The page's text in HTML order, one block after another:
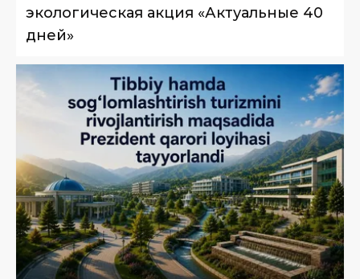
экологическая акция «Актуальные 40
дней»